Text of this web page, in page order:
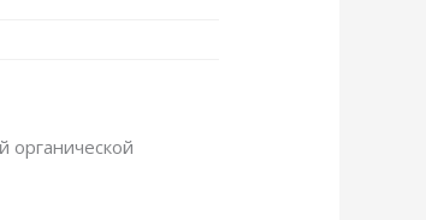
органической